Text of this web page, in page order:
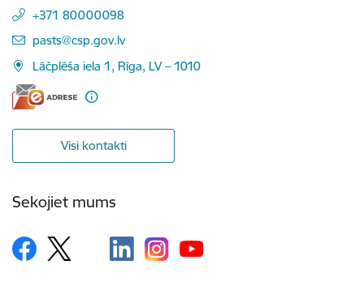
+371 80000098
E-pasts:
pasts@csp.gov.lv
Lāčplēša iela 1, Rīga, LV – 1010
Visi kontakti
Sekojiet mums